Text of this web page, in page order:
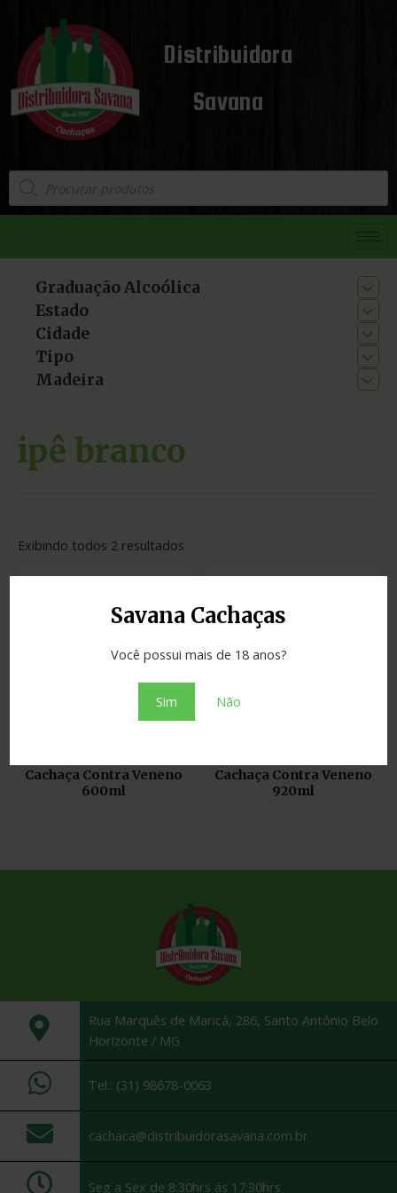
Savana Cachaças
Você possui mais de 18 anos?
Sim Não
Distribuidora
Savana
Graduação Alcoólica
Estado
Cidade
Tipo
Madeira
ipê branco
Exibindo todos 2 resultados
Cachaça Contra Veneno
600ml
Cachaça Contra Veneno
920ml
Rua Marquês de Maricá, 286, Santo Antônio Belo
Horizonte / MG
Tel.: (31) 98678-0063
cachaca@distribuidorasavana.com.br
Seg a Sex de 8:30hrs ás 17:30hrs